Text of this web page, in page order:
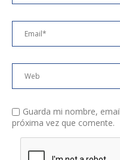
Guarda mi nombre,
próxima vez que comente.